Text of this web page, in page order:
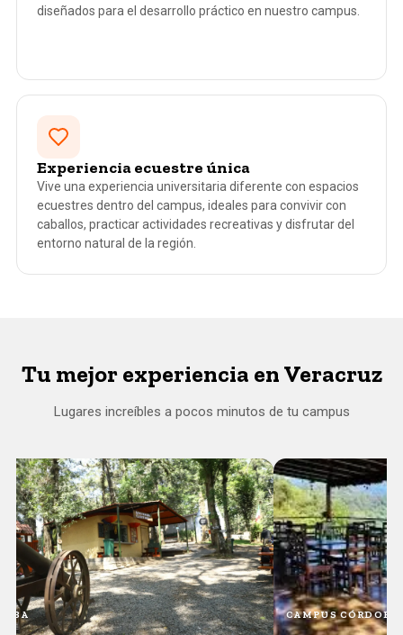
diseñados para el desarrollo práctico en nuestro campus.
Experiencia ecuestre única
Vive una experiencia universitaria diferente con espacios
ecuestres dentro del campus, ideales para convivir con
caballos, practicar actividades recreativas y disfrutar del
entorno natural de la región.
Tu mejor experiencia en Veracruz
Lugares increíbles a pocos minutos de tu campus
CAMPUS CÓRDOBA